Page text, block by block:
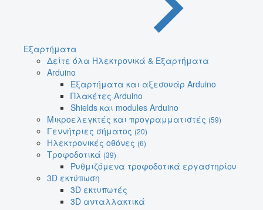
Εξαρτήματα
Δείτε όλα Ηλεκτρονικά & Εξαρτήματα
Arduino
Εξαρτήματα και αξεσουάρ Arduino
Πλακέτες Arduino
Shields και modules Arduino
Μικροελεγκτές και προγραμματιστές (59)
Γεννήτριες σήματος (20)
Ηλεκτρονικές οθόνες (6)
Τροφοδοτικά (39)
Ρυθμιζόμενα τροφοδοτικά εργαστηρίου
3D εκτύπωση
3D εκτυπωτές
3D ανταλλακτικά